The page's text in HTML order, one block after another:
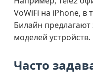
VoWiFi на iPhone,
Билайн
моделей устройств.
Часто